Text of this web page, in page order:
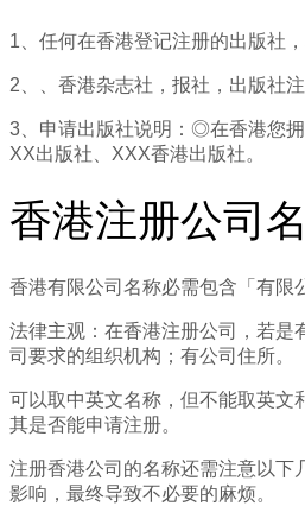
1、任何在香港登记注册的出版社
2、、香港杂志社，报社，出版社
3、申请出版社说明：◎在香港您
XX出版社、XXX香港出版社。
香港注册公司
香港有限公司名称必需包含「有限
法律主观：在香港注册公司，若是
司要求的组织机构；有公司住所。
可以取中英文名称，但不能取英文
其是否能申请注册。
注册香港公司的名称还需注意以下
影响，最终导致不必要的麻烦。